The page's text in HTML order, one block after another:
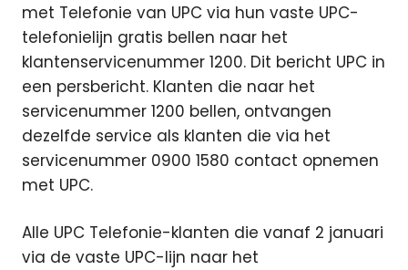
met Telefonie van UPC via hun vaste UPC-
telefonielijn gratis bellen naar het
klantenservicenummer 1200. Dit bericht UPC in
een persbericht. Klanten die naar het
servicenummer 1200 bellen, ontvangen
dezelfde service als klanten die via het
servicenummer 0900 1580 contact opnemen
met UPC.
Alle UPC Telefonie-klanten die vanaf 2 januari
via de vaste UPC-lijn naar het